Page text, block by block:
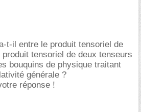
t-il entre le produit tensoriel de
tensoriel de deux tenseurs
bouquins de physique traitant
générale ?
réponse !